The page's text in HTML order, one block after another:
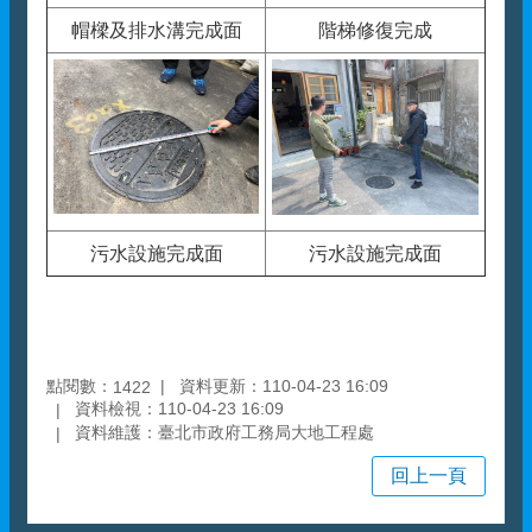
帽樑及排水溝完成面 階梯修復完成
污水設施完成面 污水設施完成面
點閱數： 1422
資料更新：110-04-23 16:09
資料檢視：110-04-23 16:09
資料維護：臺北市政府工務局大地工程處
回上一頁